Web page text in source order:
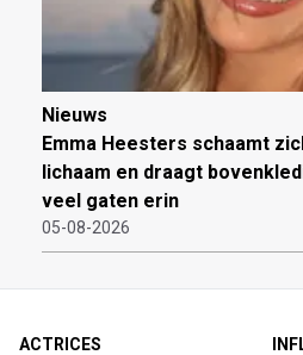
Nieuws
Emma Heesters schaamt
lichaam en draagt
veel gaten erin
05-08-2026
ACTRICES